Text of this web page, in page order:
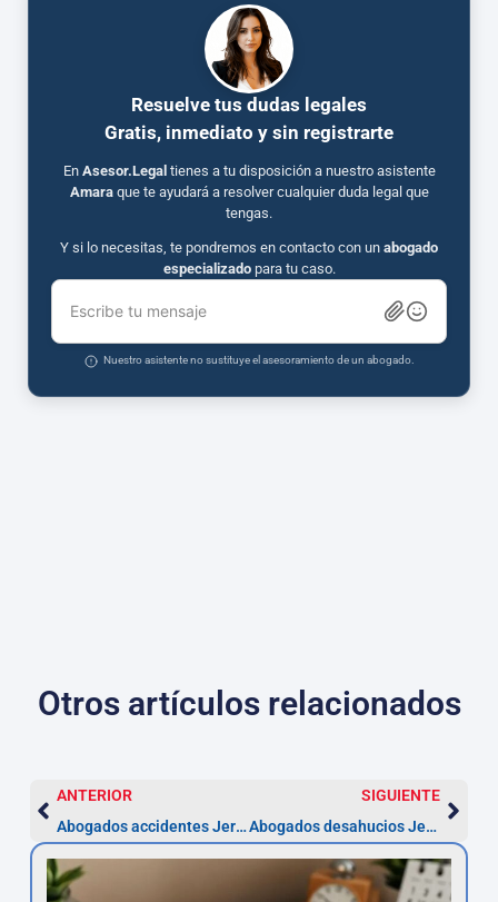
Resuelve tus dudas legales
Gratis, inmediato y sin registrarte
En Asesor.Legal tienes a tu disposición a nuestro asistente
Amaraque te ayudará a resolver cualquier duda legal que
tengas.
Y si lo necesitas, te pondremos en contacto con un abogado
especializadopara tu caso.
Escribe tu mensaje
Nuestro asistente no sustituye el asesoramiento de un abogado.
Otros artículos relacionados
ANTERIOR
Abogados accidentes Jerez: reclamar indemnización en 1 año
SIGUIENTE
Abogados desahucios Jerez: contesta en 10 días